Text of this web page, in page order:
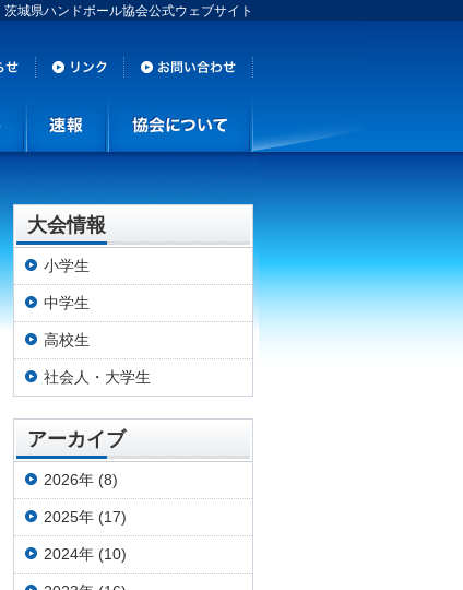
茨城県ハンドボール協会公式ウェブサイト
大会情報
小学生
中学生
高校生
社会人・大学生
アーカイブ
2026年 (8)
2025年 (17)
2024年 (10)